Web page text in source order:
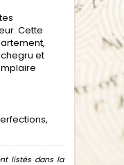
Cette
et
listés dans la